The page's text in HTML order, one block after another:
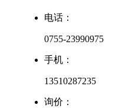
电话：
0755-23990975
手机：
13510287235
询价：